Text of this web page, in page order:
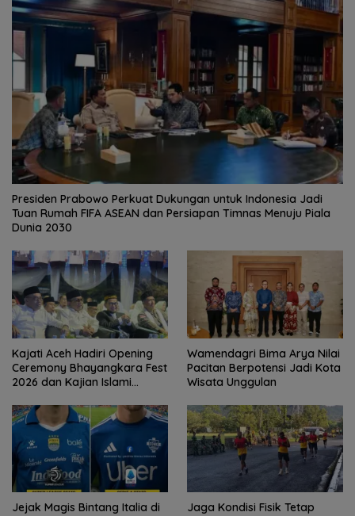
Presiden Prabowo Perkuat Dukungan untuk Indonesia Jadi
Tuan Rumah FIFA ASEAN dan Persiapan Timnas Menuju Piala
Dunia 2030
Kajati Aceh Hadiri Opening
Ceremony Bhayangkara Fest
2026 dan Kajian Islami
Adi Hidayat
Wamendagri Bima Arya Nilai
Pacitan Berpotensi Jadi Kota
Wisata Unggulan
Jejak Magis Bintang Italia di
Jaga Kondisi Fisik Tetap